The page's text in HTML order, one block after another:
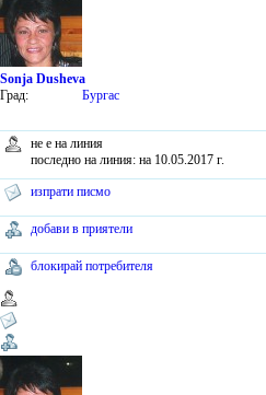
Sonja Dusheva
Град:
Бургас
не е на линия
последно на линия: на 10.05.2017 г.
изпрати писмо
добави в приятели
блокирай потребителя